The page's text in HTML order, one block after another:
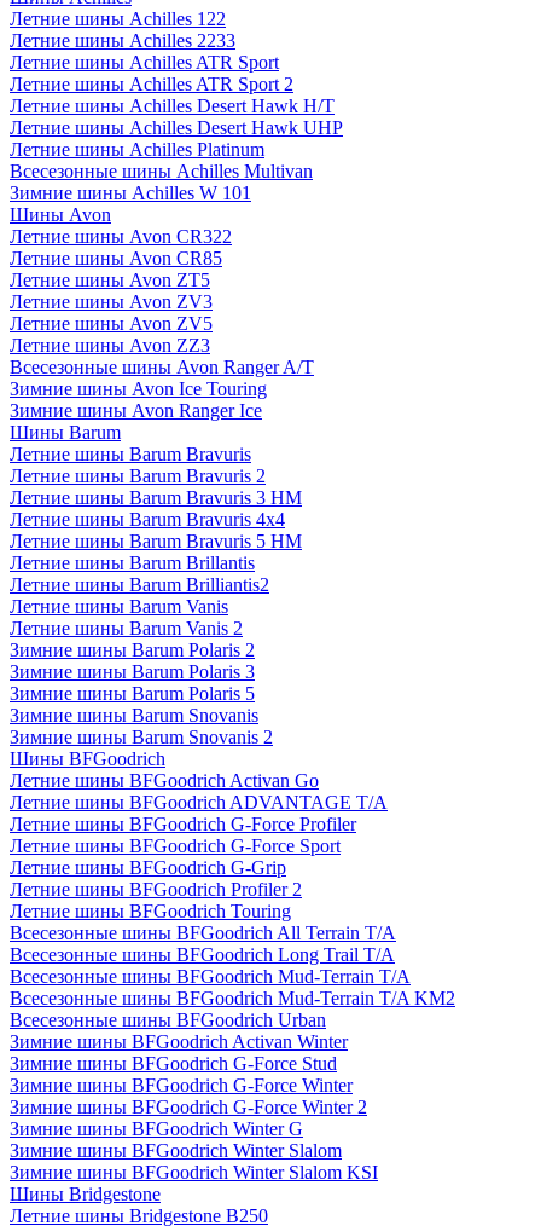
Летние шины Achilles 122
Летние шины Achilles 2233
Летние шины Achilles ATR Sport
Летние шины Achilles ATR Sport 2
Летние шины Achilles Desert Hawk H/T
Летние шины Achilles Desert Hawk UHP
Летние шины Achilles Platinum
Всесезонные шины Achilles Multivan
Зимние шины Achilles W 101
Шины Avon
Летние шины Avon CR322
Летние шины Avon CR85
Летние шины Avon ZT5
Летние шины Avon ZV3
Летние шины Avon ZV5
Летние шины Avon ZZ3
Всесезонные шины Avon Ranger A/T
Зимние шины Avon Ice Touring
Зимние шины Avon Ranger Ice
Шины Barum
Летние шины Barum Bravuris
Летние шины Barum Bravuris 2
Летние шины Barum Bravuris 3 HM
Летние шины Barum Bravuris 4х4
Летние шины Barum Bravuris 5 HM
Летние шины Barum Brillantis
Летние шины Barum Brilliantis2
Летние шины Barum Vanis
Летние шины Barum Vanis 2
Зимние шины Barum Polaris 2
Зимние шины Barum Polaris 3
Зимние шины Barum Polaris 5
Зимние шины Barum Snovanis
Зимние шины Barum Snovanis 2
Шины BFGoodrich
Летние шины BFGoodrich Activan Go
Летние шины BFGoodrich ADVANTAGE T/A
Летние шины BFGoodrich G-Force Profiler
Летние шины BFGoodrich G-Force Sport
Летние шины BFGoodrich G-Grip
Летние шины BFGoodrich Profiler 2
Летние шины BFGoodrich Touring
Всесезонные шины BFGoodrich All Terrain T/A
Всесезонные шины BFGoodrich Long Trail T/A
Всесезонные шины BFGoodrich Mud-Terrain T/A
Всесезонные шины BFGoodrich Mud-Terrain T/A KM2
Всесезонные шины BFGoodrich Urban
Зимние шины BFGoodrich Activan Winter
Зимние шины BFGoodrich G-Force Stud
Зимние шины BFGoodrich G-Force Winter
Зимние шины BFGoodrich G-Force Winter 2
Зимние шины BFGoodrich Winter G
Зимние шины BFGoodrich Winter Slalom
Зимние шины BFGoodrich Winter Slalom KSI
Шины Bridgestone
Летние шины Bridgestone B250